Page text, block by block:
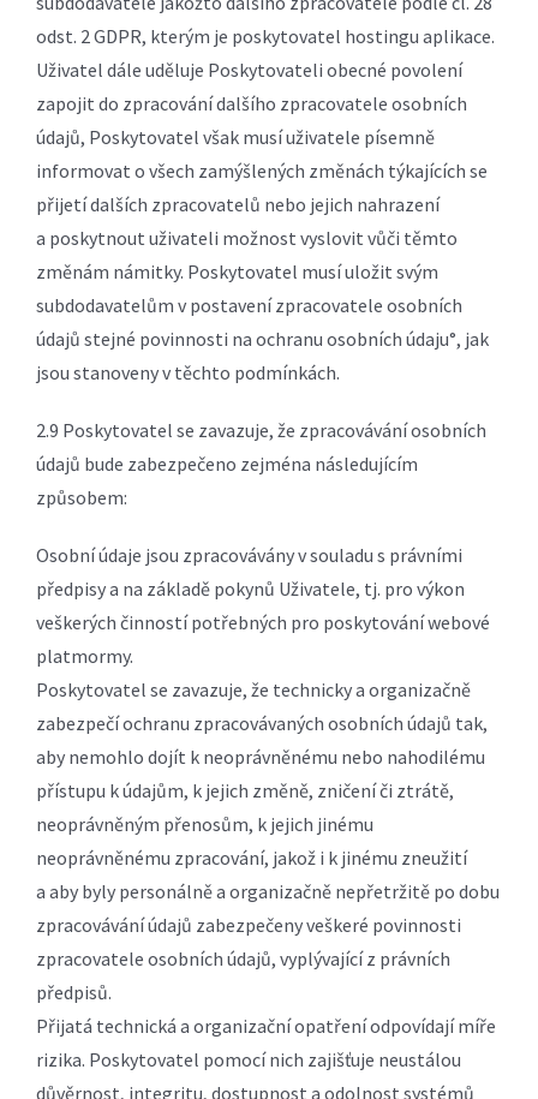
odst. 2 GDPR, kterým je poskytovatel hostingu aplikace.
Uživatel dále uděluje Poskytovateli obecné povolení
zapojit do zpracování dalšího zpracovatele osobních
údajů, Poskytovatel však musí uživatele písemně
informovat o všech zamýšlených změnách týkajících se
přijetí dalších zpracovatelů nebo jejich nahrazení
a poskytnout uživateli možnost vyslovit vůči těmto
změnám námitky. Poskytovatel musí uložit svým
subdodavatelům v postavení zpracovatele osobních
údajů stejné povinnosti na ochranu osobních údaju°, jak
jsou stanoveny v těchto podmínkách.
2.9 Poskytovatel se zavazuje, že zpracovávání osobních
údajů bude zabezpečeno zejména následujícím
způsobem:
Osobní údaje jsou zpracovávány v souladu s právními
předpisy a na základě pokynů Uživatele, tj. pro výkon
veškerých činností potřebných pro poskytování webové
platmormy.
Poskytovatel se zavazuje, že technicky a organizačně
zabezpečí ochranu zpracovávaných osobních údajů tak,
aby nemohlo dojít k neoprávněnému nebo nahodilému
přístupu k údajům, k jejich změně, zničení či ztrátě,
neoprávněným přenosům, k jejich jinému
neoprávněnému zpracování, jakož i k jinému zneužití
a aby byly personálně a organizačně nepřetržitě po dobu
zpracovávání údajů zabezpečeny veškeré povinnosti
zpracovatele osobních údajů, vyplývající z právních
předpisů.
Přijatá technická a organizační opatření odpovídají míře
rizika. Poskytovatel pomocí nich zajišťuje neustálou
důvěrnost, integritu, dostupnost a odolnost systémů